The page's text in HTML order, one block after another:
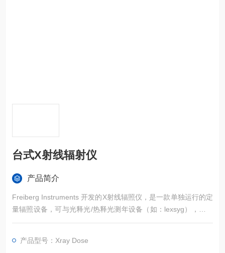
台式X射线辐射仪
产品简介
Freiberg Instruments 开发的X射线辐照仪，是一款单独运行的定
量辐照设备，可与光释光/热释光测年设备（如：lexsyg），顺磁
测年设备（如：Magnettech桌面设备）联用，或是其他需要进行
监测X-ray辐照器，设计用于剂量测定年代和其他剂量测定应用的
产品型号：Xray Dose